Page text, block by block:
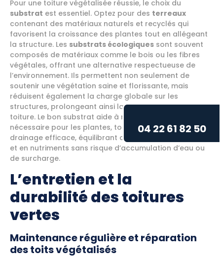
Pour une toiture végétalisée réussie, le choix du
substrat est essentiel. Optez pour des terreaux
contenant des matériaux naturels et recyclés qui
favorisent la croissance des plantes tout en allégeant
la structure. Les substrats écologiques sont souvent
composés de matériaux comme le bois ou les fibres
végétales, offrant une alternative respectueuse de
l’environnement. Ils permettent non seulement de
soutenir une végétation saine et florissante, mais
réduisent également la charge globale sur les
structures, prolongeant ainsi la longévité de votre
toiture. Le bon substrat aide à retenir l’humidité
nécessaire pour les plantes, tout en permettant un
drainage efficace, équilibrant ainsi les besoins en eau
et en nutriments sans risque d’accumulation d’eau ou
de surcharge.
L’entretien et la
durabilité des toitures
vertes
Maintenance régulière et réparation
des toits végétalisés
04 22 61 82 50